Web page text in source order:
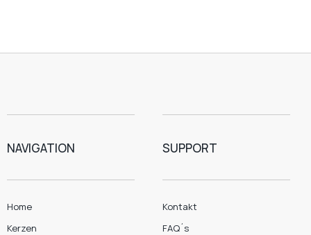
NAVIGATION
Home
Kerzen
SUPPORT
Kontakt
FAQ´s